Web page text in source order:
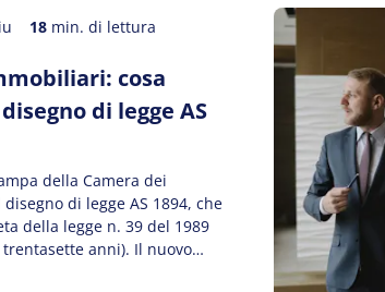
18 min. di lettura
cosa
di legge AS
della Camera dei
di legge AS 1894, che
della legge n. 39 del 1989
anni). Il nuovo